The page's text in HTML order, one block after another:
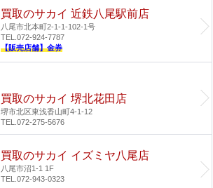
買取のサカイ 近鉄八尾駅前店
八尾市北本町2-1-1-102-1号
TEL.072-924-7787
【販売店舗】金券
買取のサカイ 堺北花田店
堺市北区東浅香山町4-1-12
TEL.072-275-5676
買取のサカイ イズミヤ八尾店
八尾市沼1-1 1F
TEL.072-943-0323